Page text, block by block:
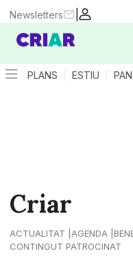
|
Newsletters
PLANS ESTIU
Criar
ACTUALITAT AGENDA
CONTINGUT PATROCINAT